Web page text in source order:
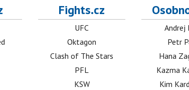
Fights.cz
UFC
Oktagon
Clash of The Stars
PFL
KSW
Andrej
Petr
Hana
Kazma
Kim